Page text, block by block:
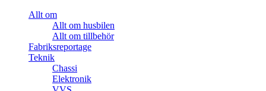
Allt om
Allt om husbilen
Allt om tillbehör
Fabriksreportage
Teknik
Chassi
Elektronik